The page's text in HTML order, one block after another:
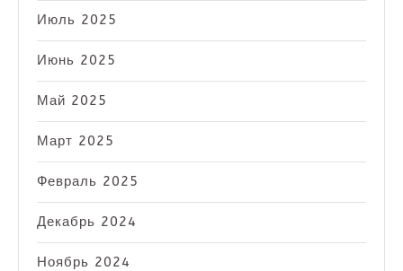
Июль 2025
Июнь 2025
Май 2025
Март 2025
Февраль 2025
Декабрь 2024
Ноябрь 2024